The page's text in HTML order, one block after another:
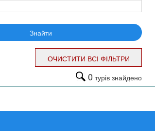
Знайти
ОЧИСТИТИ ВСІ ФІЛЬТРИ
0 турів знайдено